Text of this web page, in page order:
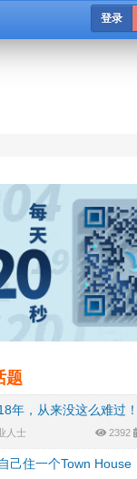
登录
题
年，从来没这么难过
人士 2392
己住一个Town House